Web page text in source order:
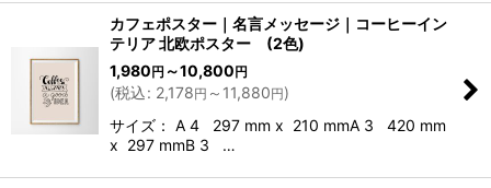
カフェポスター｜名言メッセージ｜コーヒーイン
テリア 北欧ポスター (2色)
1,980円 ～10,800円
(税込: 2,178円 ～11,880円)
サイズ： A 4 297 mm x 210 mmA 3 420 mm
x 297 mmB 3 …